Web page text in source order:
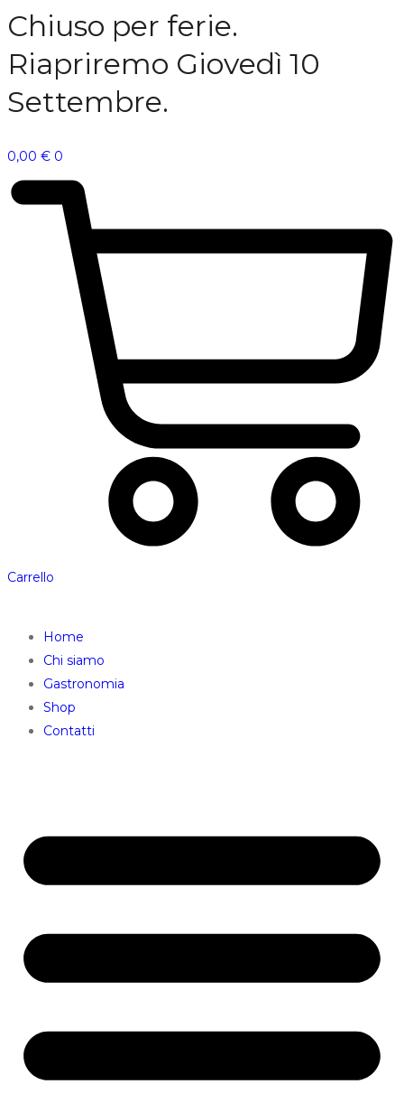
Chiuso per ferie.
Riapriremo Giovedì 10
Settembre.
0,00 € 0
Carrello
Home
Chi siamo
Gastronomia
Shop
Contatti